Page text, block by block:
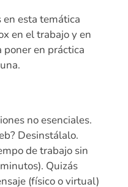
en esta temática
en el trabajo y en
poner en práctica
no esenciales.
Desinstálalo.
de trabajo sin
Quizás
(físico o virtual)